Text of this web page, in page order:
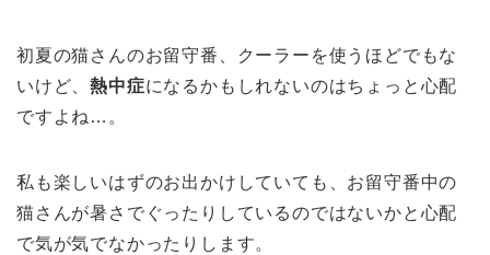
初夏の猫さんのお留守番、クーラーを使うほどでもな
いけど、熱中症になるかもしれないのはちょっと心配
ですよね…。
私も楽しいはずのお出かけしていても、お留守番中の
猫さんが暑さでぐったりしているのではないかと心配
で気が気でなかったりします。